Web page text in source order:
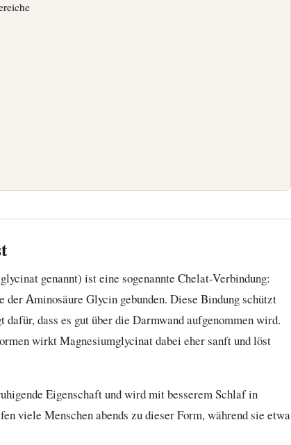
genannt) ist eine sogenannte Chelat-Verbindung:
Aminosäure Glycin gebunden. Diese Bindung schützt
dass es gut über die Darmwand aufgenommen wird.
wirkt Magnesiumglycinat dabei eher sanft und löst
Eigenschaft und wird mit besserem Schlaf in
viele Menschen abends zu dieser Form, während sie etwa